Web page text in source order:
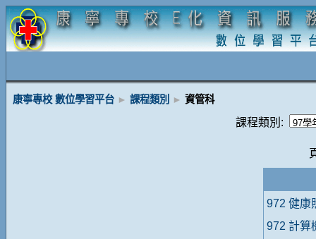
康寧專校 數位學習平台 ► 課程類別 ► 資管科
課程類別:
972 健康
972 計算